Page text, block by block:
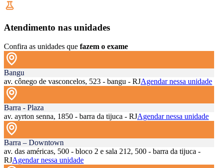
Atendimento nas unidades
Confira as unidades que fazem o exame
Bangu
av. cônego de vasconcelos, 523 - bangu - RJAgendar nessa unidade
Barra - Plaza
av. ayrton senna, 1850 - barra da tijuca - RJAgendar nessa unidade
Barra – Downtown
av. das américas, 500 - bloco 2 e sala 212, 500 - barra da tijuca -
RJAgendar nessa unidade